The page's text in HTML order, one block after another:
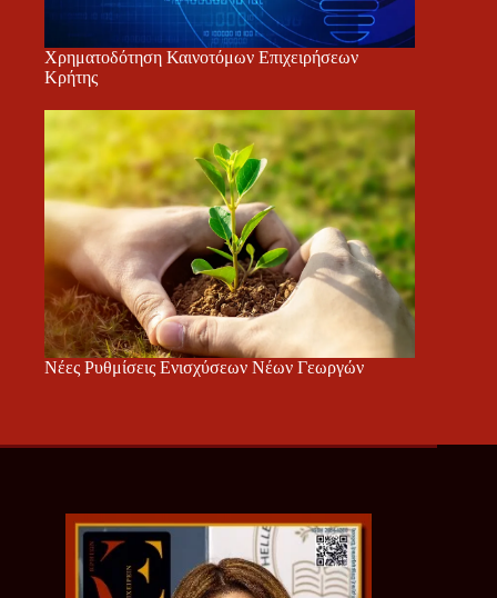
Χρηματοδότηση Καινοτόμων Επιχειρήσεων
Κρήτης
Νέες Ρυθμίσεις Ενισχύσεων Νέων Γεωργών